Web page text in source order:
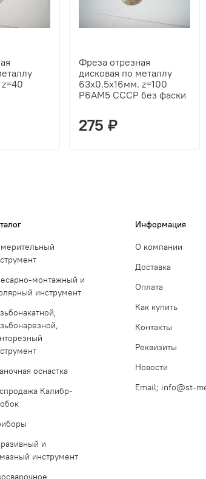
Фреза отрезная
дисковая по металлу
63х0.5х16мм. z=100
Р6АМ5 СССР без фаски
275 ₽
монтажный и
инструмент
оснастка
Калибр-
и
инструмент
Информация
О компании
Доставка
Оплата
Как купить
Контакты
Реквизиты
Новости
Email; info@st-